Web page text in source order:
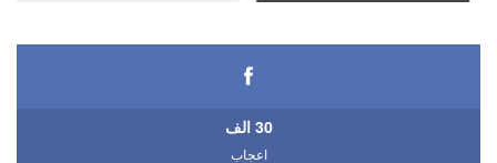
30 الف
اعجاب